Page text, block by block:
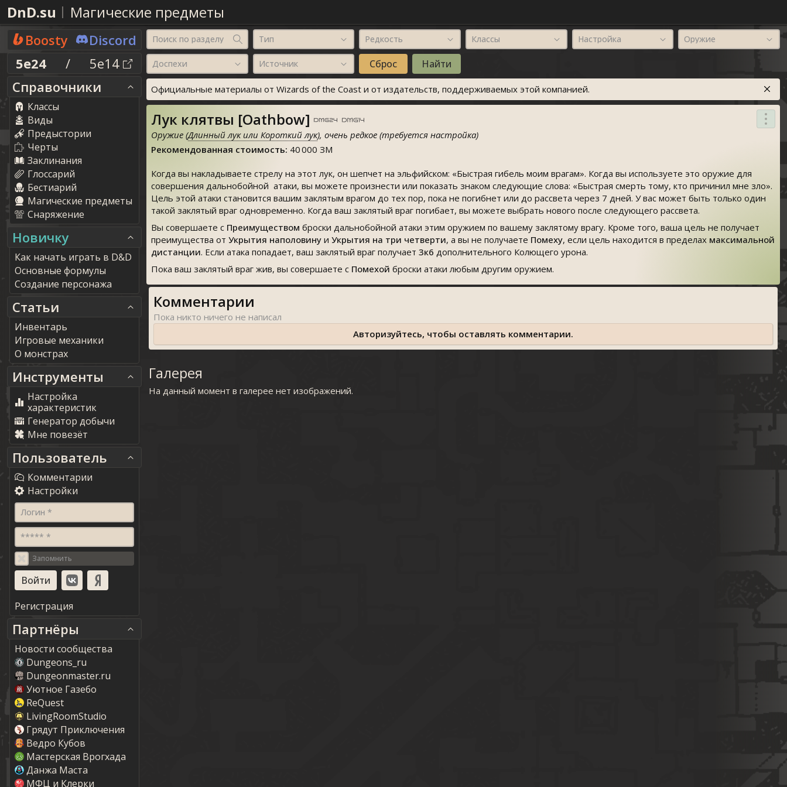
DnD.su Магические предметы
Boosty
Discord
5e24
/
5e14
Справочники
Классы
Виды
Предыстории
Черты
Заклинания
Глоссарий
Бестиарий
Магические предметы
Снаряжение
Новичку
Как начать играть в D&D
Основные формулы
Создание персонажа
Статьи
Инвентарь
Игровые механики
О монстрах
Инструменты
Настройка
характеристик
Генератор добычи
Мне повезёт
Пользователь
Комментарии
Настройки
Логин *
***** *
Запомнить
Регистрация
Партнёры
Новости сообщества
Dungeons_ru
Dungeonmaster.ru
Уютное Газебо
ReQuest
LivingRoomStudio
Грядут Приключения
Ведро Кубов
Мастерская Врогхада
Данжа Маста
МФЦ и Клерки
Поиск по разделу Тип Редкость Классы Настройка Оружие
Доспехи Источник
Официальные материалы от Wizards of the Coast и от издательств, поддерживаемых этой компанией.
Лук клятвы [Oathbow]
Оружие (Длинный лук или Короткий лук), очень редкое (требуется настройка)
Рекомендованная стоимость: 40 000 ЗМ
Когда вы накладываете стрелу на этот лук, он шепчет на эльфийском: «Быстрая гибель моим врагам». Когда вы используете это оружие для
совершения дальнобойной атаки, вы можете произнести или показать знаком следующие слова: «Быстрая смерть тому, кто причинил мне зло».
Цель этой атаки становится вашим заклятым врагом до тех пор, пока не погибнет или до рассвета через 7 дней. У вас может быть только один
такой заклятый враг одновременно. Когда ваш заклятый враг погибает, вы можете выбрать нового после следующего рассвета.
Вы совершаете с Преимуществом броски дальнобойной атаки этим оружием по вашему заклятому врагу. Кроме того, ваша цель не получает
преимущества от Укрытия наполовину и Укрытия на три четверти, а вы не получаете Помеху, если цель находится в пределах максимальной
дистанции. Если атака попадает, ваш заклятый враг получает 3к6 дополнительного Колющего урона.
Пока ваш заклятый враг жив, вы совершаете с Помехой броски атаки любым другим оружием.
Комментарии
Авторизуйтесь, чтобы оставлять комментарии.
Галерея
На данный момент в галерее нет изображений.